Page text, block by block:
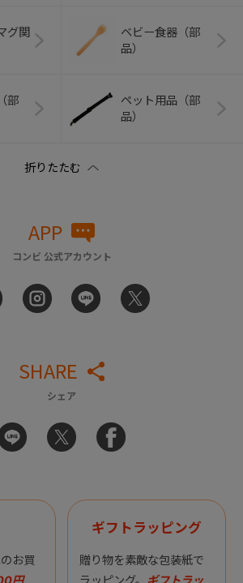
グ関
ベビー食器（部
品）
部
ペット用品（部
品）
APP
コンビ 公式アカウント
SHARE
シェア
お買
ギフトラッピング
贈り物を素敵な包装紙で